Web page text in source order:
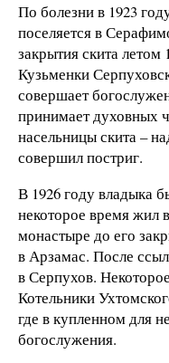
По болезни в 1923
поселяется в
закрытия скита летом
Кузьменки
совершает
принимает духовных
насельницы скита –
совершил постриг.
В 1926 году владыка
некоторое время жил
монастыре до его
в Арзамас. После
в Серпухов.
Котельники
где в купленном для
богослужения.